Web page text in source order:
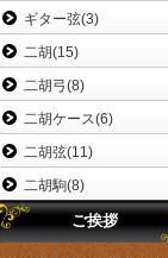
ギター弦(3)
二胡(15)
二胡弓(8)
二胡ケース(6)
二胡弦(11)
二胡駒(8)
ご挨拶